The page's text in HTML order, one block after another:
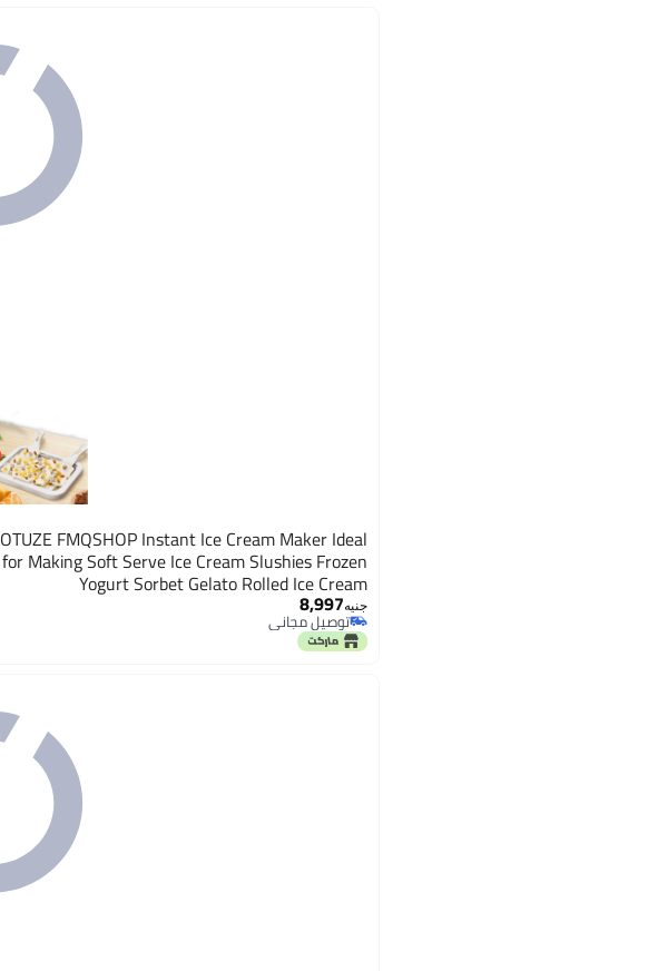
OTUZE FMQSHOP Instant Ice Cream Maker Ideal
for Making Soft Serve Ice Cream Slushies Frozen
Yogurt Sorbet Gelato Rolled Ice Cream
جنيه8,997
توصيل مجاني
توصيل مجاني